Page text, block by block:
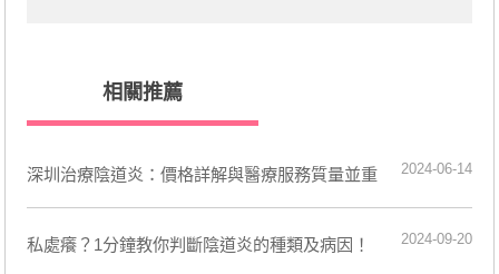
相關推薦
​深圳治療陰道炎：價格詳解與醫療服務質量並重 2024-06-14
​私處癢？1分鐘教你判斷陰道炎的種類及病因！ 2024-09-20